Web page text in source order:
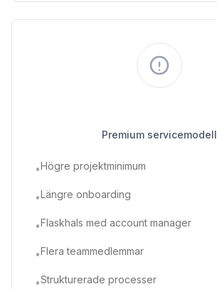
Premium servicemodell
•Högre projektminimum
•Längre onboarding
•Flaskhals med account manager
•Flera teammedlemmar
•Strukturerade processer